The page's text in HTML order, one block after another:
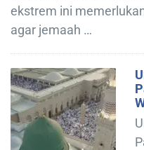
ekstrem ini
agar jemaah …